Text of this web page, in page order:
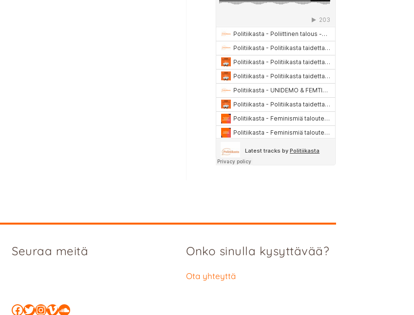
Seuraa meitä
Facebook
Twitter
Instagram
Vimeo
SoundCloud
Onko sinulla kysyttävää?
Ota yhteyttä